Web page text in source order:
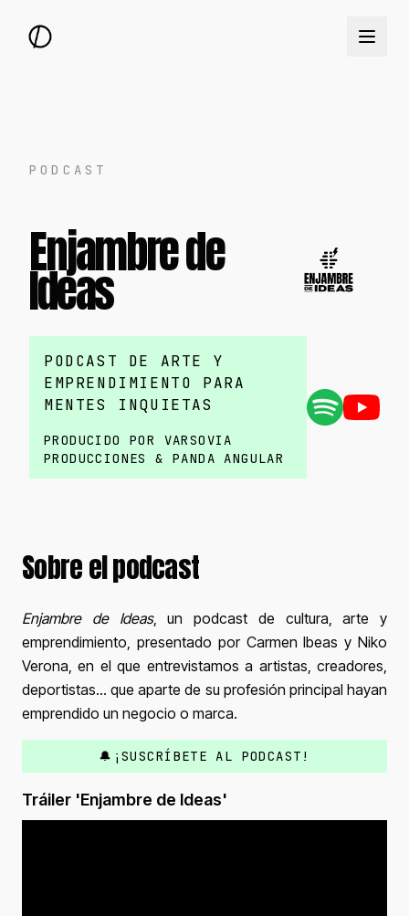
PODCAST
Enjambre de
Ideas
PODCAST DE ARTE Y
EMPRENDIMIENTO PARA
MENTES INQUIETAS
PRODUCIDO POR VARSOVIA
PRODUCCIONES & PANDA ANGULAR
Sobre el podcast
Enjambre de Ideas, un podcast de cultura, arte y
emprendimiento, presentado por Carmen Ibeas y Niko
Verona, en el que entrevistamos a artistas, creadores,
deportistas… que aparte de su profesión principal hayan
emprendido un negocio o marca.
🔔¡SUSCRÍBETE AL PODCAST!
Tráiler 'Enjambre de Ideas'